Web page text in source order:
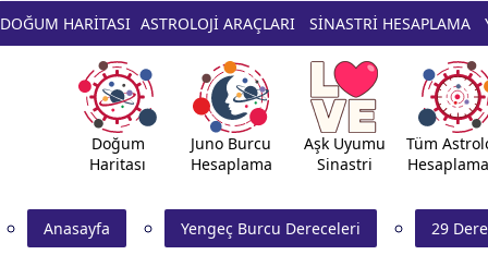
DOĞUM HARİTASI ASTROLOJİ ARAÇLARI SİNASTRİ HESAPLAMA
Doğum
Haritası
Juno Burcu
Hesaplama
Aşk Uyumu
Sinastri
Tüm
Anasayfa Yengeç Burcu Dereceleri 29